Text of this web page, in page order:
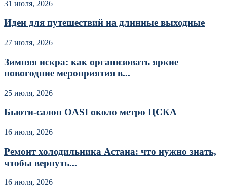
31 июля, 2026
Идеи для путешествий на длинные выходные
27 июля, 2026
Зимняя искра: как организовать яркие
новогодние мероприятия в...
25 июля, 2026
Бьюти-салон OASI около метро ЦСКА
16 июля, 2026
Ремонт холодильника Астана: что нужно знать,
чтобы вернуть...
16 июля, 2026